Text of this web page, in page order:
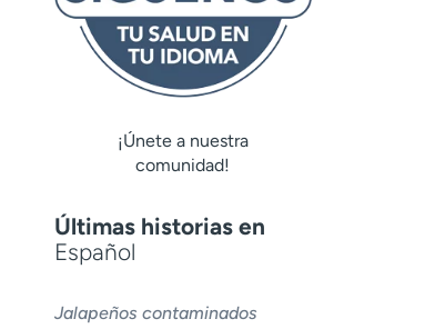
¡Únete a nuestra
comunidad!
Últimas historias en
Español
Jalapeños contaminados